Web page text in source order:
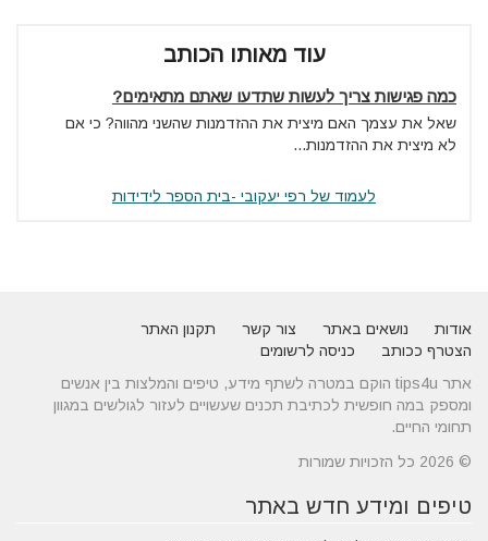
עוד מאותו הכותב
כמה פגישות צריך לעשות שתדעו שאתם מתאימים?
שאל את עצמך האם מיצית את ההזדמנות שהשני מהווה? כי אם
לא מיצית את ההזדמנות...
לעמוד של רפי יעקובי -בית הספר לידידות
אודות נושאים באתר צור קשר
תקנון האתר
הצטרף ככותב
כניסה לרשומים
אתר tips4u הוקם במטרה לשתף מידע, טיפים והמלצות בין אנשים
ומספק במה חופשית לכתיבת תכנים שעשויים לעזור לגולשים במגוון
תחומי החיים.
© 2026 כל הזכויות שמורות
טיפים ומידע חדש באתר